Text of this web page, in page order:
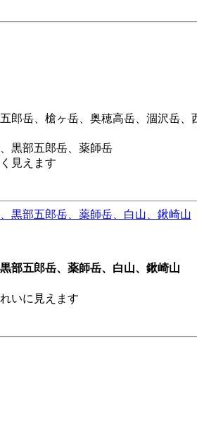
郎岳、槍ヶ岳、奥穂高岳、涸沢岳、
黒部五郎岳、薬師岳
見えます
部五郎岳、薬師岳、白山、鍬崎山
いに見えます